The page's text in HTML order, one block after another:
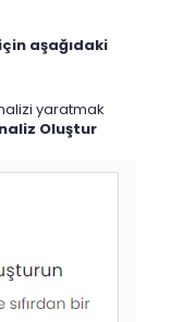
aşağıdaki
yaratmak
Oluştur